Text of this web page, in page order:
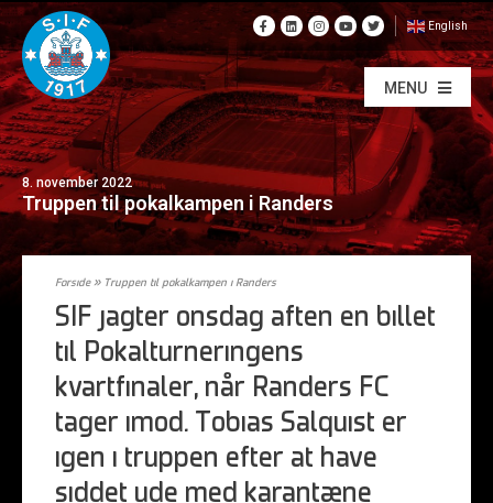
English
MENU
8. november 2022
Truppen til pokalkampen i Randers
Forside» Truppen til pokalkampen i Randers
SIF jagter onsdag aften en billet
til Pokalturneringens
kvartfinaler, når Randers FC
tager imod. Tobias Salquist er
igen i truppen efter at have
siddet ude med karantæne